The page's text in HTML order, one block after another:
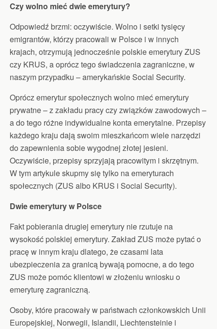
Czy wolno mieć dwie emerytury?
Odpowiedź brzmi: oczywiście. Wolno i setki tysięcy
emigrantów, którzy pracowali w Polsce i w innych
krajach, otrzymują jednocześnie polskie emerytury ZUS
czy KRUS, a oprócz tego świadczenia zagraniczne, w
naszym przypadku – amerykańskie Social Security.
Oprócz emerytur społecznych wolno mieć emerytury
prywatne – z zakładu pracy czy związków zawodowych –
a do tego różne indywidualne konta emerytalne. Przepisy
każdego kraju dają swoim mieszkańcom wiele narzędzi
do zapewnienia sobie wygodnej złotej jesieni.
Oczywiście, przepisy sprzyjają pracowitym i skrzętnym.
W tym artykule skupmy się tylko na emeryturach
społecznych (ZUS albo KRUS i Social Security).
Dwie emerytury w Polsce
Fakt pobierania drugiej emerytury nie rzutuje na
wysokość polskiej emerytury. Zakład ZUS może pytać o
pracę w innym kraju dlatego, że czasami lata
ubezpieczenia za granicą bywają pomocne, a do tego
ZUS może pomóc klientowi w złożeniu wniosku o
emeryturę zagraniczną.
Osoby, które pracowały w państwach członkowskich Unii
Europejskiej, Norwegii, Islandii, Liechtensteinie i